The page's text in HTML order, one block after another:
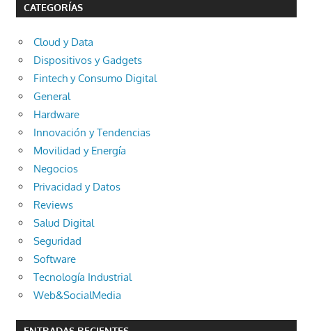
CATEGORÍAS
Cloud y Data
Dispositivos y Gadgets
Fintech y Consumo Digital
General
Hardware
Innovación y Tendencias
Movilidad y Energía
Negocios
Privacidad y Datos
Reviews
Salud Digital
Seguridad
Software
Tecnología Industrial
Web&SocialMedia